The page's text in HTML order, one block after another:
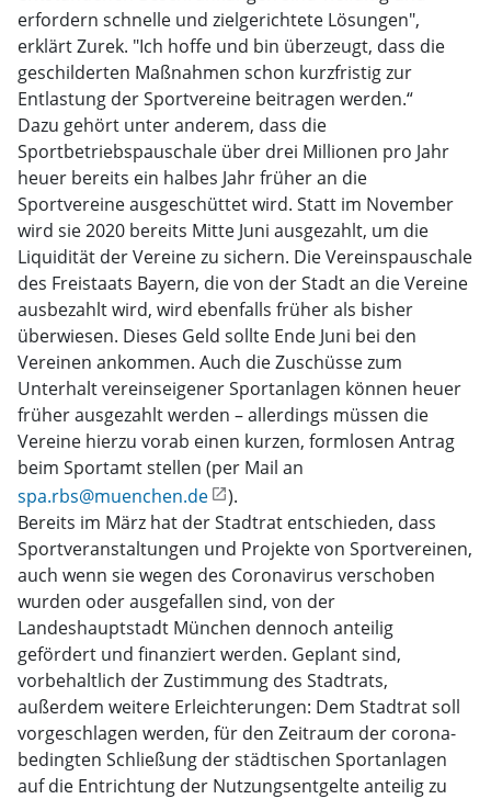
erfordern schnelle und zielgerichtete Lösungen",
erklärt Zurek. "Ich hoffe und bin überzeugt, dass die
geschilderten Maßnahmen schon kurzfristig zur
Entlastung der Sportvereine beitragen werden.“
Dazu gehört unter anderem, dass die
Sportbetriebspauschale über drei Millionen pro Jahr
heuer bereits ein halbes Jahr früher an die
Sportvereine ausgeschüttet wird. Statt im November
wird sie 2020 bereits Mitte Juni ausgezahlt, um die
Liquidität der Vereine zu sichern. Die Vereinspauschale
des Freistaats Bayern, die von der Stadt an die Vereine
ausbezahlt wird, wird ebenfalls früher als bisher
überwiesen. Dieses Geld sollte Ende Juni bei den
Vereinen ankommen. Auch die Zuschüsse zum
Unterhalt vereinseigener Sportanlagen können heuer
früher ausgezahlt werden – allerdings müssen die
Vereine hierzu vorab einen kurzen, formlosen Antrag
beim Sportamt stellen (per Mail an
spa.rbs@muenchen.de
).
Bereits im März hat der Stadtrat entschieden, dass
Sportveranstaltungen und Projekte von Sportvereinen,
auch wenn sie wegen des Coronavirus verschoben
wurden oder ausgefallen sind, von der
Landeshauptstadt München dennoch anteilig
gefördert und finanziert werden. Geplant sind,
vorbehaltlich der Zustimmung des Stadtrats,
außerdem weitere Erleichterungen: Dem Stadtrat soll
vorgeschlagen werden, für den Zeitraum der corona-
bedingten Schließung der städtischen Sportanlagen
auf die Entrichtung der Nutzungsentgelte anteilig zu